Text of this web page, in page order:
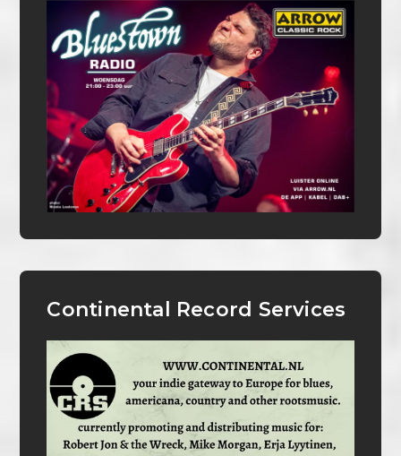
Continental Record Services